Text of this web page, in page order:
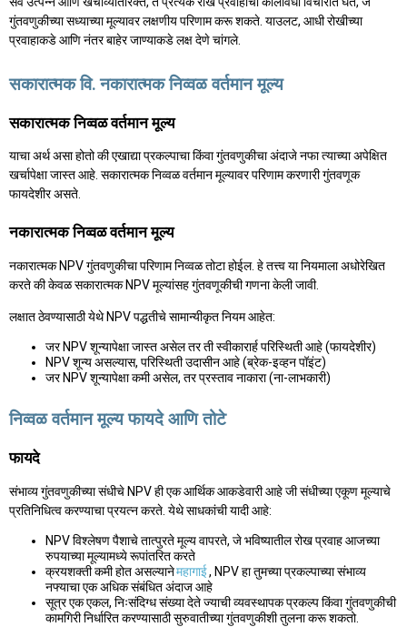
गुंतवणुकीच्या सध्याच्या मूल्यावर लक्षणीय परिणाम करू शकते. याउलट, आधी रोखीच्या
प्रवाहाकडे आणि नंतर बाहेर जाण्याकडे लक्ष देणे चांगले.
सकारात्मक वि. नकारात्मक निव्वळ वर्तमान मूल्य
सकारात्मक निव्वळ वर्तमान मूल्य
याचा अर्थ असा होतो की एखाद्या प्रकल्पाचा किंवा गुंतवणुकीचा अंदाजे नफा त्याच्या अपेक्षित
खर्चापेक्षा जास्त आहे. सकारात्मक निव्वळ वर्तमान मूल्यावर परिणाम करणारी गुंतवणूक
फायदेशीर असते.
नकारात्मक निव्वळ वर्तमान मूल्य
नकारात्मक NPV गुंतवणुकीचा परिणाम निव्वळ तोटा होईल. हे तत्त्व या नियमाला अधोरेखित
करते की केवळ सकारात्मक NPV मूल्यांसह गुंतवणूकीची गणना केली जावी.
लक्षात ठेवण्यासाठी येथे NPV पद्धतीचे सामान्यीकृत नियम आहेत:
जर NPV शून्यापेक्षा जास्त असेल तर ती स्वीकारार्ह परिस्थिती आहे (फायदेशीर)
NPV शून्य असल्यास, परिस्थिती उदासीन आहे (ब्रेक-इव्हन पॉइंट)
जर NPV शून्यापेक्षा कमी असेल, तर प्रस्ताव नाकारा (ना-लाभकारी)
निव्वळ वर्तमान मूल्य फायदे आणि तोटे
फायदे
संभाव्य गुंतवणुकीच्या संधीचे NPV ही एक आर्थिक आकडेवारी आहे जी संधीच्या एकूण मूल्याचे
प्रतिनिधित्व करण्याचा प्रयत्न करते. येथे साधकांची यादी आहे:
NPV विश्लेषण पैशाचे तात्पुरते मूल्य वापरते, जे भविष्यातील रोख प्रवाह आजच्या
रुपयाच्या मूल्यामध्ये रूपांतरित करते
क्रयशक्ती कमी होत असल्यानेमहागाई, NPV हा तुमच्या प्रकल्पाच्या संभाव्य
नफ्याचा एक अधिक संबंधित अंदाज आहे
सूत्र एक एकल, निःसंदिग्ध संख्या देते ज्याची व्यवस्थापक प्रकल्प किंवा गुंतवणुकीची
कामगिरी निर्धारित करण्यासाठी सुरुवातीच्या गुंतवणुकीशी तुलना करू शकतो.